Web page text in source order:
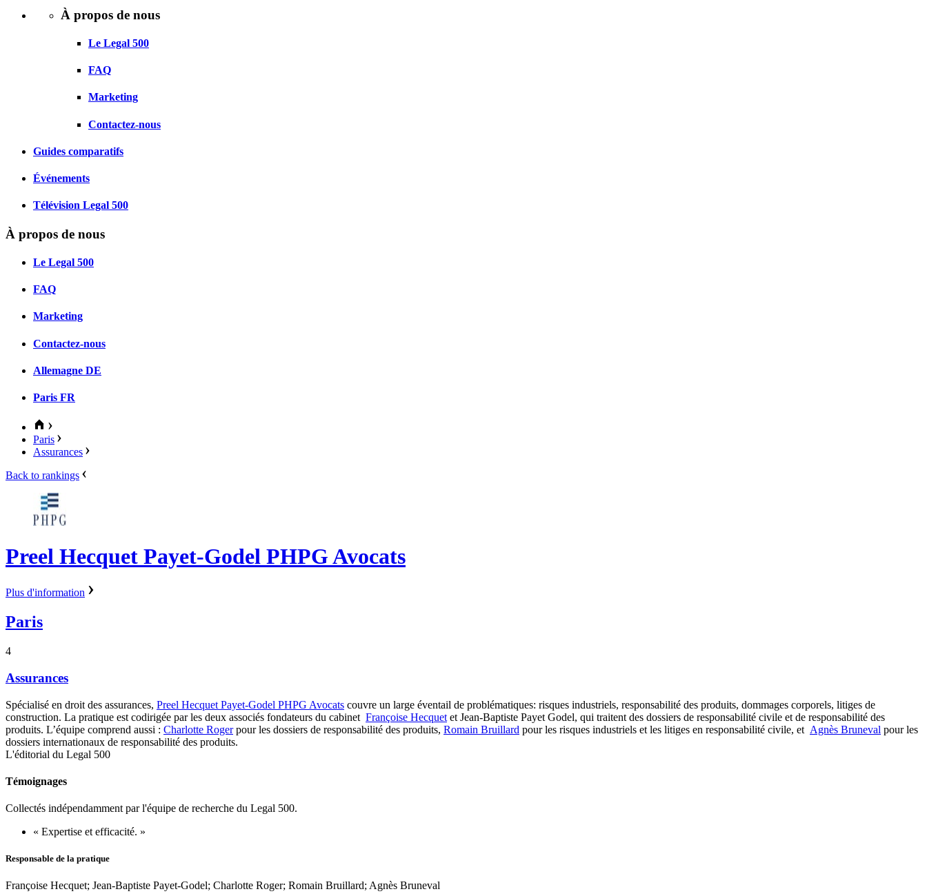
À propos de nous
Le Legal 500
FAQ
Marketing
Contactez-nous
Guides comparatifs
Événements
Télévision Legal 500
À propos de nous
Le Legal 500
FAQ
Marketing
Contactez-nous
Allemagne DE
Paris FR
Paris
Assurances
Back to rankings
Preel Hecquet Payet-Godel PHPG Avocats
Plus d'information
Paris
4
Assurances
Spécialisé en droit des assurances, Preel Hecquet Payet-Godel PHPG Avocats couvre un large éventail de problématiques: risques industriels, responsabilité des produits, dommages corporels, litiges de
construction. La pratique est codirigée par les deux associés fondateurs du cabinet Françoise Hecquet et Jean-Baptiste Payet Godel, qui traitent des dossiers de responsabilité civile et de responsabilité des
produits. L’équipe comprend aussi : Charlotte Rogerpour les dossiers de responsabilité des produits, Romain Bruillard pour les risques industriels et les litiges en responsabilité civile, et Agnès Bruneval pour les
dossiers internationaux de responsabilité des produits.
L'éditorial du Legal 500
Témoignages
Collectés indépendamment par l'équipe de recherche du Legal 500.
« Expertise et efficacité. »
Responsable de la pratique
Françoise Hecquet; Jean-Baptiste Payet-Godel; Charlotte Roger; Romain Bruillard; Agnès Bruneval